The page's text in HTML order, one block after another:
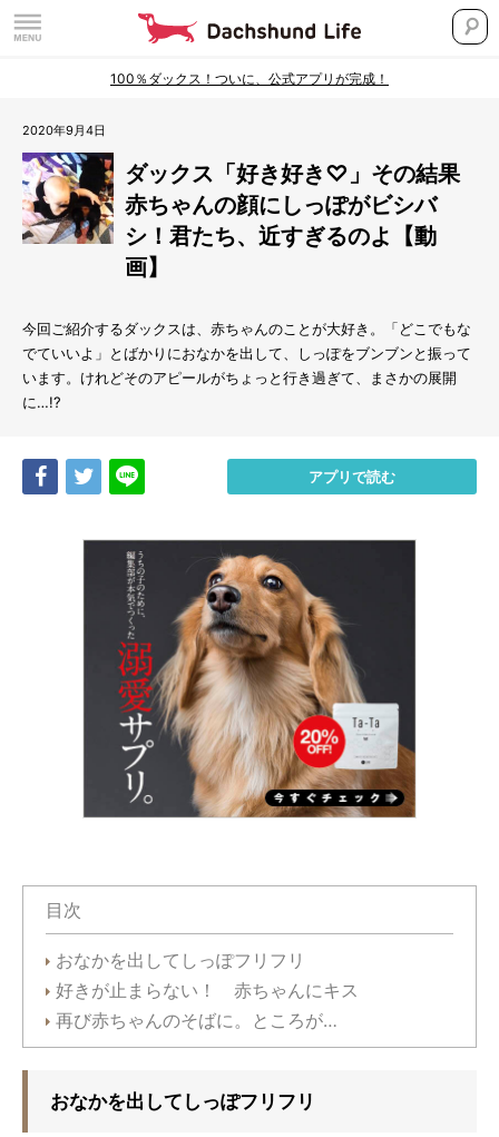
100％ダックス！ついに、公式アプリが完成！
2020年9月4日
ダックス「好き好き♡」その結果
赤ちゃんの顔にしっぽがビシバ
シ！君たち、近すぎるのよ【動
画】
今回ご紹介するダックスは、赤ちゃんのことが大好き。「どこでもな
でていいよ」とばかりにおなかを出して、しっぽをブンブンと振って
います。けれどそのアピールがちょっと行き過ぎて、まさかの展開
に…!?
Share Tweet アプリで読む
目次
おなかを出してしっぽフリフリ
好きが止まらない！ 赤ちゃんにキス
再び赤ちゃんのそばに。ところが…
おなかを出してしっぽフリフリ